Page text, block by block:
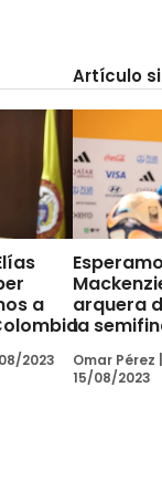
a
2023
Artículo
arquera
la
Omar Pérez
15/08/2023